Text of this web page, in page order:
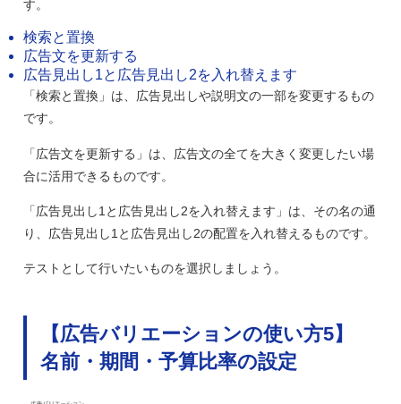
す。
検索と置換
広告文を更新する
広告見出し1と広告見出し2を入れ替えます
「検索と置換」は、広告見出しや説明文の一部を変更するもの
です。
「広告文を更新する」は、広告文の全てを大きく変更したい場
合に活用できるものです。
「広告見出し1と広告見出し2を入れ替えます」は、その名の通
り、広告見出し1と広告見出し2の配置を入れ替えるものです。
テストとして行いたいものを選択しましょう。
【広告バリエーションの使い方5】
名前・期間・予算比率の設定